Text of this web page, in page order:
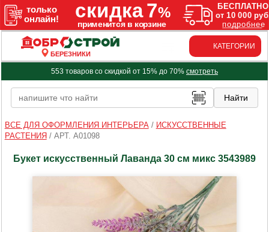
БЕРЕЗНИКИ
КАТЕГОРИИ
553 товаров со скидкой от 15% до 70% смотреть
ВСЕ ДЛЯ ОФОРМЛЕНИЯ ИНТЕРЬЕРА/ ИСКУССТВЕННЫЕ
РАСТЕНИЯ / АРТ. A01098
Букет искусственный Лаванда 30 см микс 3543989